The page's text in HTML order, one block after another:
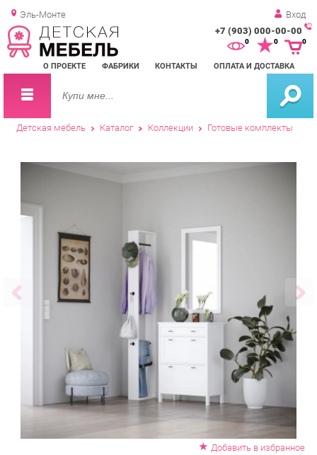
Эль-Монте Вход
+7 (903) 000-00-00
О ПРОЕКТЕ ФАБРИКИ КОНТАКТЫ ОПЛАТА И ДОСТАВКА
0 0
Детская мебель Каталог Коллекции Готовые комплекты
Добавить в избранное
ПРИХОЖАЯ ЛЮБИМЫЙ ДОМ БЛАНКО 2 БЕЛАЯ